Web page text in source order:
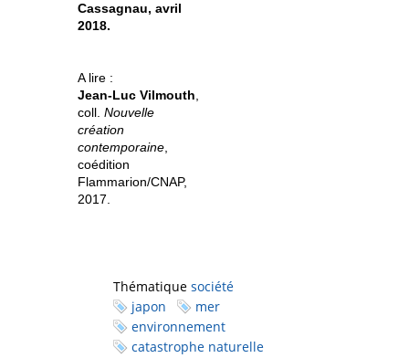
Cassagnau, avril
2018.
A lire :
Jean-Luc Vilmouth,
coll. Nouvelle
création
contemporaine,
coédition
Flammarion/CNAP,
2017.
Thématique société
japon
mer
environnement
catastrophe naturelle